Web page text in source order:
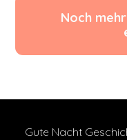
Noch
Gute Nacht